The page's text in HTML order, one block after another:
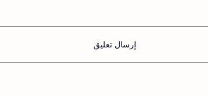
إرسال تعليق